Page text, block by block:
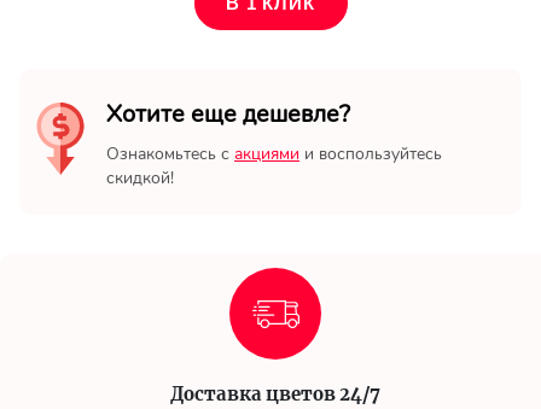
Хотите еще дешевле?
Ознакомьтесь с акциями и воспользуйтесь
скидкой!
Доставка цветов 24/7